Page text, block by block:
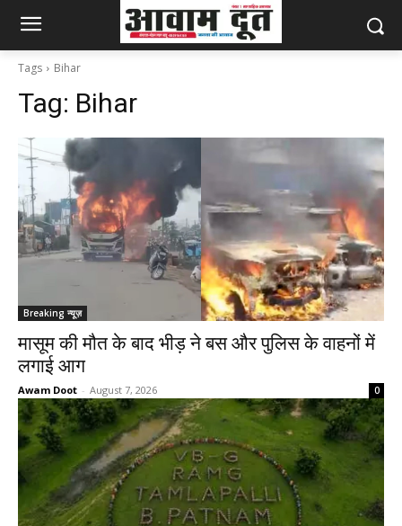
Tags Bihar
Tag: Bihar
Breaking न्यूज़
मासूम की मौत के बाद भीड़ ने बस और पुलिस के वाहनों में
लगाई आग
Awam Doot - August 7, 2026 0